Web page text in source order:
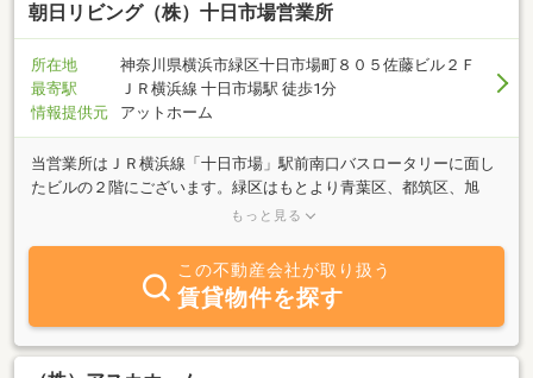
朝日リビング（株）十日市場営業所
所在地
神奈川県横浜市緑区十日市場町８０５佐藤ビル２Ｆ
最寄駅
ＪＲ横浜線 十日市場駅 徒歩1分
情報提供元
アットホーム
当営業所はＪＲ横浜線「十日市場」駅前南口バスロータリーに面し
たビルの２階にございます。緑区はもとより青葉区、都筑区、旭
区、保土ヶ谷区の物件を中心に首都圏に広がるネットワークを活か
〔貸したい〕〔借りたい〕不動産のことならどのようなご要望にも
お答えいたします。当社ならではの便利で充実したサポートシステ
ム１．先行リフォーム販売システム（資産価値の向上と早期売却、
リフォーム費用は売却代金での後払いです）２．買取りシステム
（資産化をお急ぎの方や買換えをご希望の方、通常の売却に併用し
もっと見る
この不動産会社が取り扱う
賃貸物件を探す